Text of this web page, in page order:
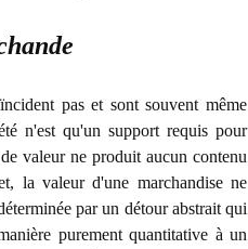
pas et sont souvent même
n'est qu'un support requis pour
valeur ne produit aucun contenu
la valeur d'une marchandise ne
par un détour abstrait qui
purement quantitative à un